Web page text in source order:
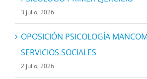
3 julio, 2026
OPOSICIÓN PSICOLOGÍA
SERVICIOS SOCIALES
2 julio, 2026